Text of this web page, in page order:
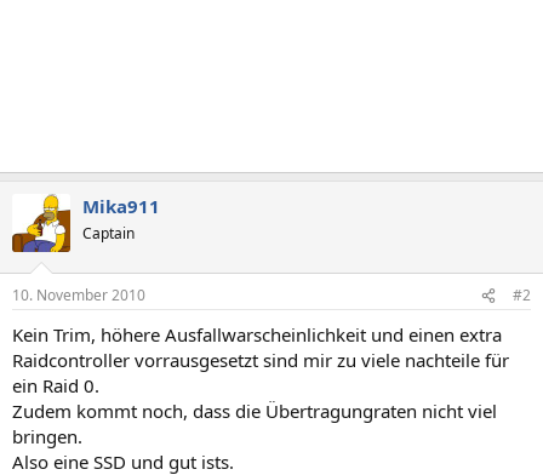
Mika911
Captain
10. November 2010 #2
Kein Trim, höhere Ausfallwarscheinlichkeit und einen extra
Raidcontroller vorrausgesetzt sind mir zu viele nachteile für
ein Raid 0.
Zudem kommt noch, dass die Übertragungraten nicht viel
bringen.
Also eine SSD und gut ists.